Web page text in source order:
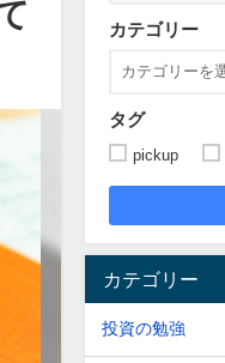
カテゴリー
タグ
pickup
カテゴリー
投資の勉強